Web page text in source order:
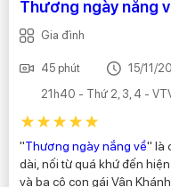
Thương ngày nắng
Gia đình
45 phút
15/11/
21h40 - Thứ 2, 3, 4 -
"Thương ngày nắng về" là
dài, nối từ quá khứ đến
và ba cô con gái Vân